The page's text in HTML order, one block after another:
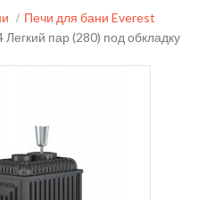
Печи для бани Everest
пар (280) под обкладку